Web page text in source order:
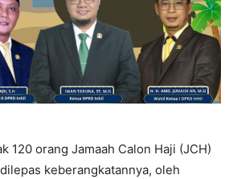
120 orang Jamaah Calon Haji (JCH)
keberangkatannya, oleh